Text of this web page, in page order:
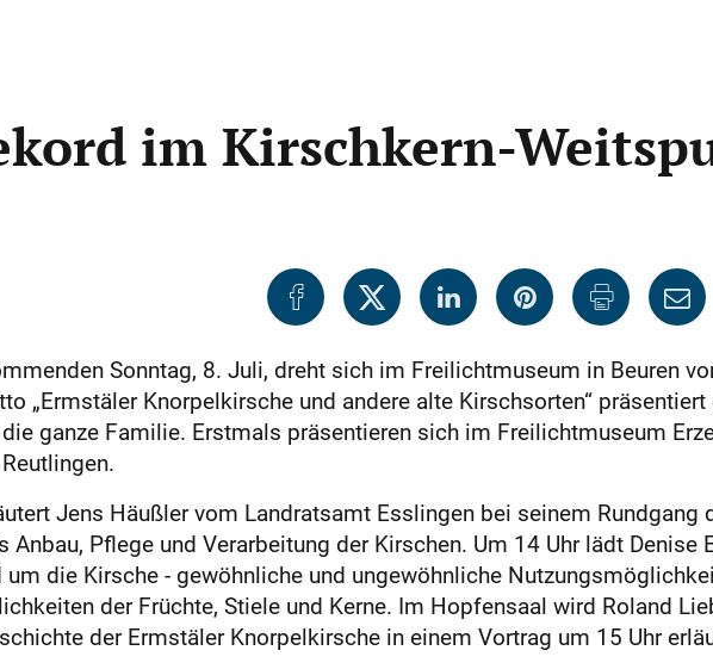
im Kirschkern-
Sonntag, 8. Juli, dreht sich im Freilichtmuseum in Beuren
„Ermstäler Knorpelkirsche und andere alte Kirschsorten“
ganze Familie. Erstmals präsentieren sich im Freilichtmuseum
Jens Häußler vom Landratsamt Esslingen bei seinem Rundgang
Anbau, Pflege und Verarbeitung der Kirschen. Um 14 Uhr lädt Denise
um die Kirsche - gewöhnliche und ungewöhnliche
der Früchte, Stiele und Kerne. Im Hopfensaal wird Roland
der Ermstäler Knorpelkirsche in einem Vortrag um 15 Uhr